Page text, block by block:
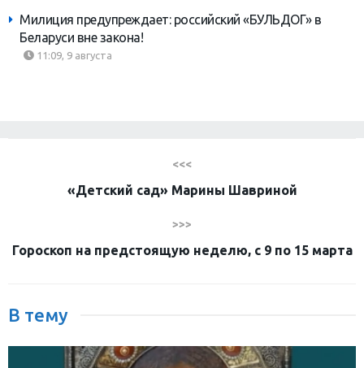
Милиция предупреждает: российский «БУЛЬДОГ» в
Беларуси вне закона!
11:09, 9 августа
<<<
«Детский сад» Марины Шавриной
>>>
Гороскоп на предстоящую неделю, с 9 по 15 марта
В тему